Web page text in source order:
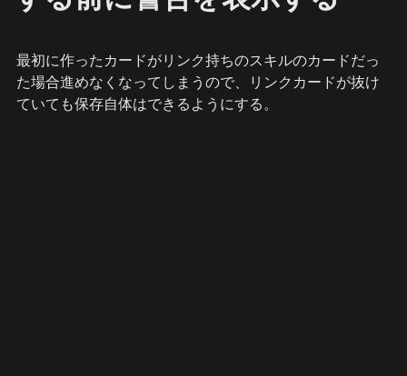
最初に作ったカードがリンク持ちのスキルのカードだっ
た場合進めなくなってしまうので、リンクカードが抜け
ていても保存自体はできるようにする。